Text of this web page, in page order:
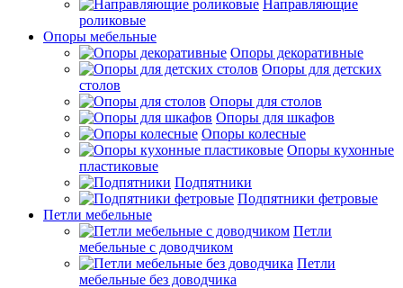
Направляющие
роликовые
Опоры мебельные
Опоры декоративные
Опоры для детских
столов
Опоры для столов
Опоры для шкафов
Опоры колесные
Опоры кухонные
пластиковые
Подпятники
Подпятники фетровые
Петли мебельные
Петли
мебельные с доводчиком
Петли
мебельные без доводчика